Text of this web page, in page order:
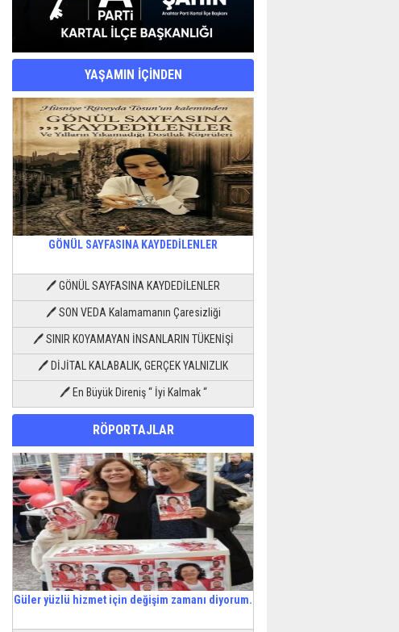
YAŞAMIN İÇİNDEN
GÖNÜL SAYFASINA KAYDEDİLENLER
🖊 GÖNÜL SAYFASINA KAYDEDİLENLER
🖊 SON VEDA Kalamamanın Çaresizliği
🖊 SINIR KOYAMAYAN İNSANLARIN TÜKENİŞİ
🖊 DİJİTAL KALABALIK, GERÇEK YALNIZLIK
🖊 En Büyük Direniş “ İyi Kalmak “
RÖPORTAJLAR
Güler yüzlü hizmet için değişim zamanı diyorum.